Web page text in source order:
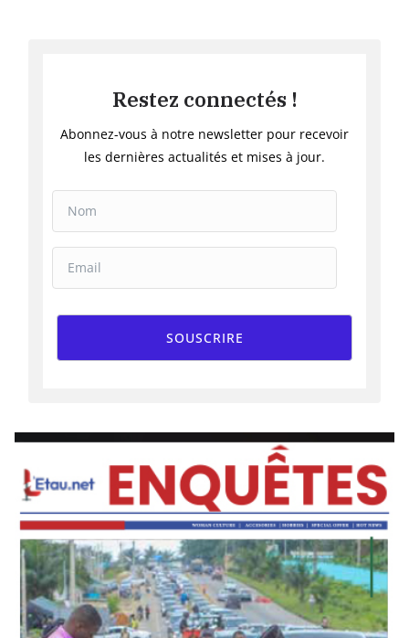
Restez connectés !
Abonnez-vous à notre newsletter pour recevoir
les dernières actualités et mises à jour.
SOUSCRIRE